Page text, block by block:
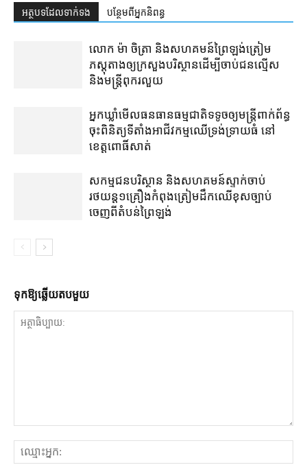
អត្ថបទ​ដែល​ទាក់ទង បន្ថែម​ពី​អ្នកនិពន្ធ
លោក ម៉ា ចិត្រា និង​សហគមន៍​ព្រៃឡង់​ត្រៀម​
ភស្តុតាង​ឲ្យ​​ក្រសួង​បរិស្ថាន​ដើម្បី​​ចាប់​ជនល្មើស
និង​មន្ត្រី​ពុករលួយ
អ្នកឃ្លាំមើល​ធនធានធម្មជាតិ​ទទូច​ឲ្យ​មន្ត្រី​ពាក់ព័ន្ធ​
ចុះ​ពិនិត្យ​ទីតាំង​អាជីវកម្ម​ឈើ​ទ្រង់ទ្រាយ​ធំ នៅ​
ខេត្តពោធិ៍សាត់
សកម្មជន​បរិស្ថាន និង​សហគមន៍​ស្ទាក់​ចាប់​
រថយន្ត​១​គ្រឿង​កំពុង​ត្រៀម​ដឹកឈើ​ខុសច្បាប់​
ចេញពី​តំបន់​ព្រៃ​ឡង់
ទុក​ឱ្យ​ឆ្លើយ​តប​មួយ